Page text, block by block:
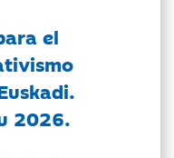
el
2026.